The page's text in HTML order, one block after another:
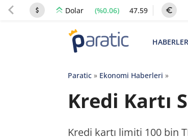
Dolar (%0.06) 47.59
HABERLER
Paratic» Ekonomi Haberleri »
Kredi Kartı
Kredi kartı limiti 100 bin